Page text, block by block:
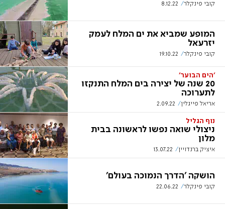
קובי פינקלר 8.12.22
המופע שמביא את ים המלח לעמק
יזרעאל
קובי פינקלר 19.10.22
'הים הבוער'
20 שנה של יצירה בים המלח התנקזו
לתערוכה
אריאל פייגלין 2.09.22
נוף הגליל
ניצולי שואה נפשו לראשונה בבית
מלון
איציק ברנדויין 13.07.22
הושקה 'הדרך הנמוכה בעולם'
קובי פינקלר 22.06.22